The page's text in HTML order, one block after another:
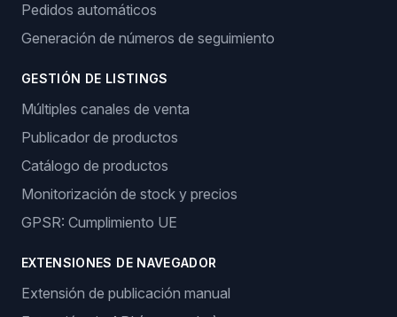
Pedidos automáticos
Generación de números de seguimiento
GESTIÓN DE LISTINGS
Múltiples canales de venta
Publicador de productos
Catálogo de productos
Monitorización de stock y precios
GPSR: Cumplimiento UE
EXTENSIONES DE NAVEGADOR
Extensión de publicación manual